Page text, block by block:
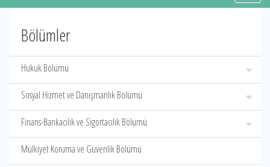
Bölümler
Hukuk Bölümü
Sosyal Hizmet ve Danışmanlık Bölümü
Finans-Bankacılık ve Sigortacılık Bölümü
Mülkiyet Koruma ve Güvenlik Bölümü